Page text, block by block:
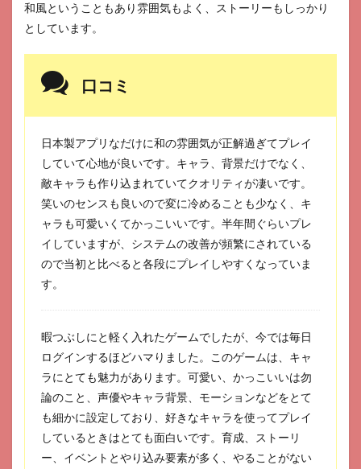
和風ということもあり雰囲気もよく、ストーリーもしっかり
としています。
口コミ
日本製アプリなだけに和の雰囲気が正解過ぎてプレイ
していて心地が良いです。キャラ、背景だけでなく、
敵キャラも作り込まれていてクオリティが凄いです。
笑いのセンスも良いので変に冷めることも少なく、キ
ャラも可愛いくてかっこいいです。半年間ぐらいプレ
イしていますが、システムの改善が頻繁にされている
ので当初と比べると各段にプレイしやすくなっていま
す。
暇つぶしにと軽く入れたゲームでしたが、今では毎日
ログインするほどハマりました。このゲームは、キャ
ラにとても魅力があります。可愛い、かっこいいは勿
論のこと、声優やキャラ背景、モーションなどをとて
も細かに設定しており、好きなキャラを使ってプレイ
しているときはとても面白いです。育成、ストーリ
ー、イベントとやり込み要素が多く、やることがない